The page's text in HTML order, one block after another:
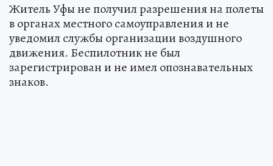
Житель Уфы не получил разрешения на полеты
в органах местного самоуправления и не
уведомил службы организации воздушного
движения. Беспилотник не был
зарегистрирован и не имел опознавательных
знаков.